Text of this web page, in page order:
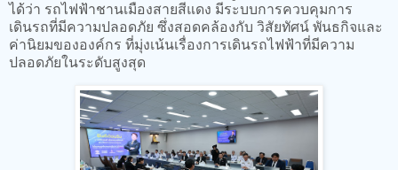
ได้ว่า รถไฟฟ้าชานเมืองสายสีแดง มีระบบการควบคุมการ
เดินรถที่มีความปลอดภัย ซึ่งสอดคล้องกับ วิสัยทัศน์ พันธกิจและ
ค่านิยมขององค์กร ที่มุ่งเน้นเรื่องการเดินรถไฟฟ้าที่มีความ
ปลอดภัยในระดับสูงสุด